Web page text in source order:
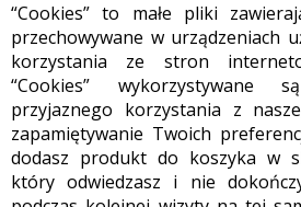
“Cookies” to małe pliki
przechowywane w urządzeniach
korzystania ze stron
“Cookies” wykorzystywane
przyjaznego korzystania z
zapamiętywanie Twoich
dodasz produkt do koszyka w
który odwiedzasz i nie